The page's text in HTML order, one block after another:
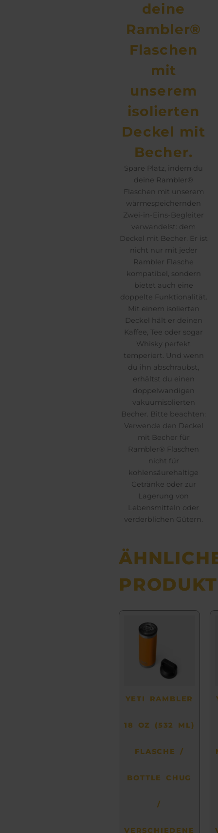
deine
Rambler®
Flaschen
mit
unserem
isolierten
Deckel mit
Becher.
Spare Platz, indem du
deine Rambler®
Flaschen mit unserem
wärmespeichernden
Zwei-in-Eins-Begleiter
verwandelst: dem
Deckel mit Becher. Er ist
nicht nur mit jeder
Rambler Flasche
kompatibel, sondern
bietet auch eine
doppelte Funktionalität.
Mit einem isolierten
Deckel hält er deinen
Kaffee, Tee oder sogar
Whisky perfekt
temperiert. Und wenn
du ihn abschraubst,
erhältst du einen
doppelwandigen
vakuumisolierten
Becher. Bitte beachten:
Verwende den Deckel
mit Becher für
Rambler® Flaschen
nicht für
kohlensäurehaltige
Getränke oder zur
Lagerung von
Lebensmitteln oder
verderblichen Gütern.
YETI RAMBLER
18 OZ (532 ML)
FLASCHE /
BOTTLE CHUG
/
VERSCHIEDENE
Varianten
auf.
Optionen
auf
gewählt